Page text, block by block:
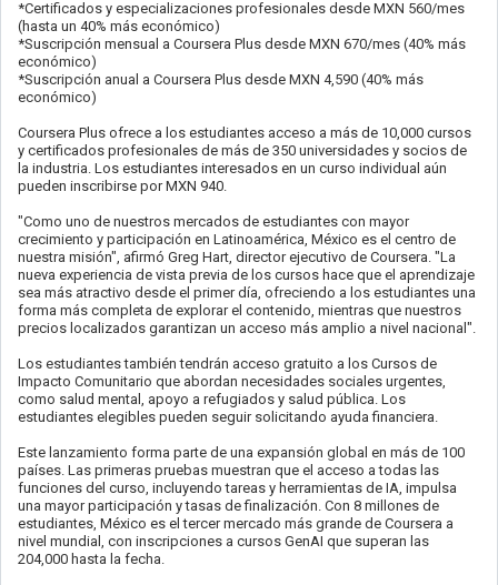
*Certificados y especializaciones profesionales desde MXN 560/mes
(hasta un 40% más económico)
*Suscripción mensual a Coursera Plus desde MXN 670/mes (40% más
económico)
*Suscripción anual a Coursera Plus desde MXN 4,590 (40% más
económico)
Coursera Plus ofrece a los estudiantes acceso a más de 10,000 cursos
y certificados profesionales de más de 350 universidades y socios de
la industria. Los estudiantes interesados en un curso individual aún
pueden inscribirse por MXN 940.
"Como uno de nuestros mercados de estudiantes con mayor
crecimiento y participación en Latinoamérica, México es el centro de
nuestra misión", afirmó Greg Hart, director ejecutivo de Coursera. "La
nueva experiencia de vista previa de los cursos hace que el aprendizaje
sea más atractivo desde el primer día, ofreciendo a los estudiantes una
forma más completa de explorar el contenido, mientras que nuestros
precios localizados garantizan un acceso más amplio a nivel nacional".
Los estudiantes también tendrán acceso gratuito a los Cursos de
Impacto Comunitario que abordan necesidades sociales urgentes,
como salud mental, apoyo a refugiados y salud pública. Los
estudiantes elegibles pueden seguir solicitando ayuda financiera.
Este lanzamiento forma parte de una expansión global en más de 100
países. Las primeras pruebas muestran que el acceso a todas las
funciones del curso, incluyendo tareas y herramientas de IA, impulsa
una mayor participación y tasas de finalización. Con 8 millones de
estudiantes, México es el tercer mercado más grande de Coursera a
nivel mundial, con inscripciones a cursos GenAI que superan las
204,000 hasta la fecha.